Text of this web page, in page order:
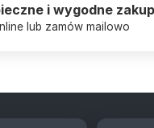
i wygodne
lub zamów mailowo